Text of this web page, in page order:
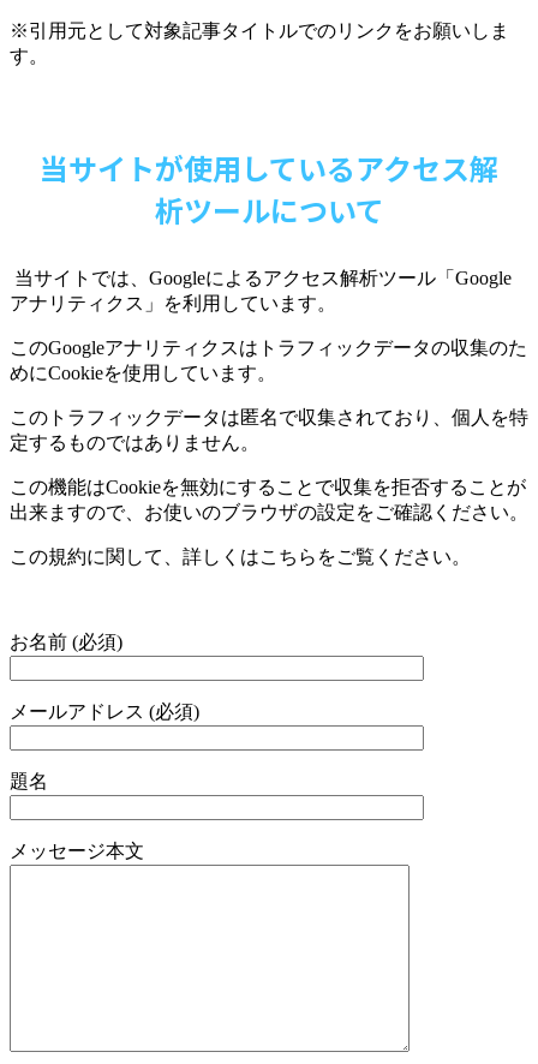
※引用元として対象記事タイトルでのリンクをお願いしま
す。
当サイトが使用しているアクセス解
析ツールについて
当サイトでは、 Googleによるアクセス解析ツール「 Google
アナリティクス」を利用しています。
このGoogleアナリティクスはトラフィックデータの収集のた
めにCookieを使用しています。
このトラフィックデータは匿名で収集されており、個人を特
定するものではありません。
この機能はCookieを無効にすることで収集を拒否することが
出来ますので、お使いのブラウザの設定をご確認ください。
この規約に関して、詳しくはこちらをご覧ください。
お名前 (必須)
メールアドレス (必須)
題名
メッセージ本文